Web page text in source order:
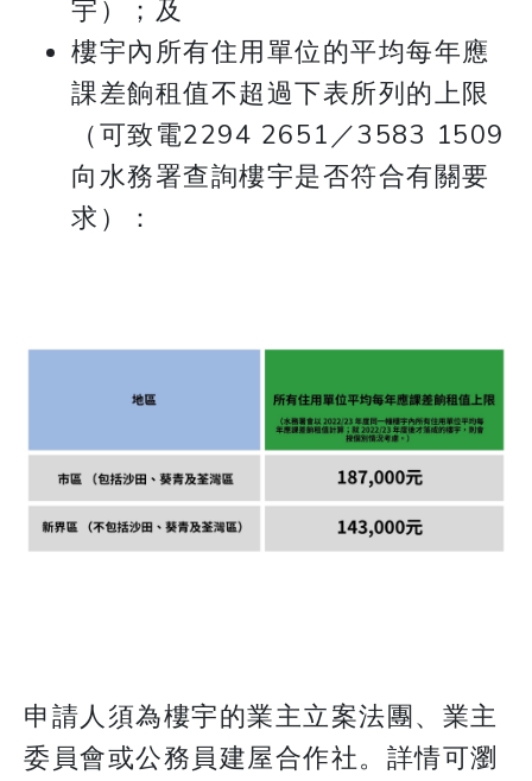
宇）；及
樓宇內所有住用單位的平均每年應
課差餉租值不超過下表所列的上限
（可致電2294 2651／3583 1509
向水務署查詢樓宇是否符合有關要
求）：
申請人須為樓宇的業主立案法團、業主
委員會或公務員建屋合作社。詳情可瀏